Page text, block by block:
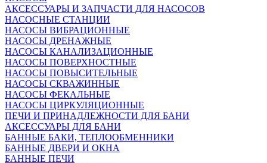
АКСЕССУАРЫ И ЗАПЧАСТИ ДЛЯ НАСОСОВ
НАСОСНЫЕ СТАНЦИИ
НАСОСЫ ВИБРАЦИОННЫЕ
НАСОСЫ ДРЕНАЖНЫЕ
НАСОСЫ КАНАЛИЗАЦИОННЫЕ
НАСОСЫ ПОВЕРХНОСТНЫЕ
НАСОСЫ ПОВЫСИТЕЛЬНЫЕ
НАСОСЫ СКВАЖИННЫЕ
НАСОСЫ ФЕКАЛЬНЫЕ
НАСОСЫ ЦИРКУЛЯЦИОННЫЕ
ПЕЧИ И ПРИНАДЛЕЖНОСТИ ДЛЯ БАНИ
АКСЕССУАРЫ ДЛЯ БАНИ
БАННЫЕ БАКИ, ТЕПЛООБМЕННИКИ
БАННЫЕ ДВЕРИ И ОКНА
БАННЫЕ ПЕЧИ